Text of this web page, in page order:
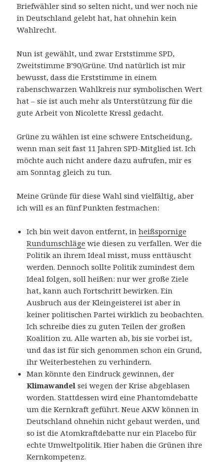
Briefwähler sind so selten nicht, und wer noch nie
in Deutschland gelebt hat, hat ohnehin kein
Wahlrecht.
Nun ist gewählt, und zwar Erststimme SPD,
Zweitstimme B’90/Grüne. Und natürlich ist mir
bewusst, dass die Erststimme in einem
rabenschwarzen Wahlkreis nur symbolischen Wert
hat – sie ist auch mehr als Unterstützung für die
gute Arbeit von Nicolette Kressl gedacht.
Grüne zu wählen ist eine schwere Entscheidung,
wenn man seit fast 11 Jahren SPD-Mitglied ist. Ich
möchte auch nicht andere dazu aufrufen, mir es
am Sonntag gleich zu tun.
Meine Gründe für diese Wahl sind vielfältig, aber
ich will es an fünf Punkten festmachen:
Ich bin weit davon entfernt, inheißspornige
Rundumschläge wie diesen zu verfallen. Wer die
Politik an ihrem Ideal misst, muss enttäuscht
werden. Dennoch sollte Politik zumindest dem
Ideal folgen, soll heißen: nur wer große Ziele
hat, kann auch Fortschritt bewirken. Ein
Ausbruch aus der Kleingeisterei ist aber in
keiner politischen Partei wirklich zu beobachten.
Ich schreibe dies zu guten Teilen der großen
Koalition zu. Alle warten ab, bis sie vorbei ist,
und das ist für sich genommen schon ein Grund,
ihr Weiterbestehen zu verhindern.
Man könnte den Eindruck gewinnen, der
Klimawandel sei wegen der Krise abgeblasen
worden. Stattdessen wird eine Phantomdebatte
um die Kernkraft geführt. Neue AKW können in
Deutschland ohnehin nicht gebaut werden, und
so ist die Atomkraftdebatte nur ein Placebo für
echte Umweltpolitik. Hier haben die Grünen ihre
Kernkompetenz.